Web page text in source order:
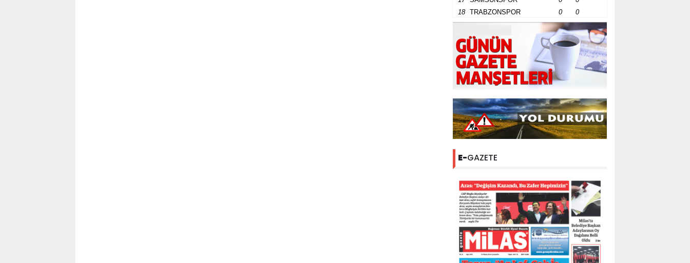
18
TRABZONSPOR 0 0
E-GAZETE